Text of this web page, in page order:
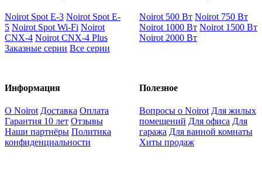
Noirot Spot E-3 Noirot Spot E-
5 Noirot Spot Wi-Fi Noirot
CNX-4 Noirot CNX-4 Plus
Заказные серии Все серии
Noirot 500 Вт Noirot 750 Вт
Noirot 1000 Вт Noirot 1500 Вт
Noirot 2000 Вт
Информация
О Noirot Доставка Оплата
Гарантия 10 лет Отзывы
Наши партнёры Политика
конфиденциальности
Полезное
Вопросы о Noirot Для жилых
помещений Для офиса Для
гаража Для ванной комнаты
Хиты продаж